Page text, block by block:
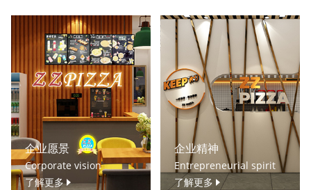
企业愿景
Corporate vision
了解更多
企业精神
Entrepreneurial spirit
了解更多